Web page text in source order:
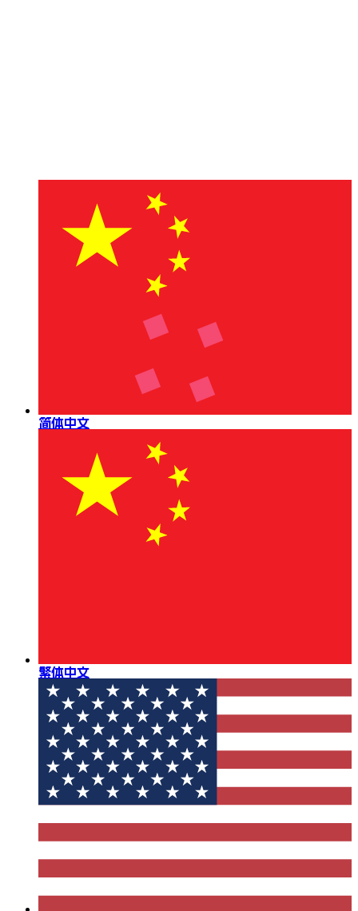
简体中文
繁体中文